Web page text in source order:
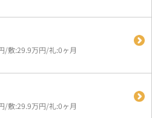
/敷:29.9万円/礼:0ヶ月
/敷:29.9万円/礼:0ヶ月